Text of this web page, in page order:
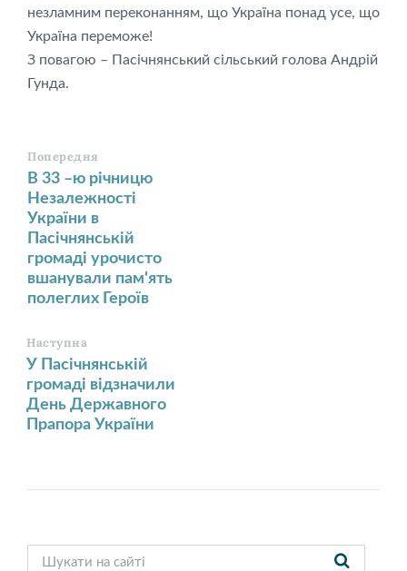
незламним переконанням, що Україна понад усе, що
Україна переможе!
З повагою – Пасічнянський сільський голова Андрій
Гунда.
Попередня
В 33 –ю річницю
Незалежності
України в
Пасічнянській
громаді урочисто
вшанували пам'ять
полеглих Героїв
Наступна
У Пасічнянській
громаді відзначили
День Державного
Прапора України